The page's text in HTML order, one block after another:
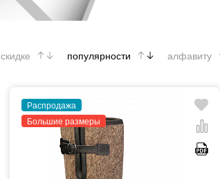
скидке популярности алфавиту
Распродажа
Большие размеры